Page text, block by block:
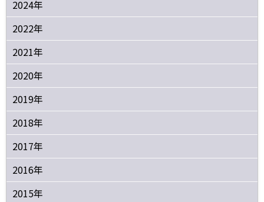
2024年
2022年
2021年
2020年
2019年
2018年
2017年
2016年
2015年